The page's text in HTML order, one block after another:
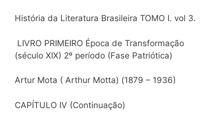
História da Literatura Brasileira TOMO I. vol 3.
LIVRO PRIMEIRO Época de Transformação
(século XIX) 2º período (Fase Patriótica)
Artur Mota ( Arthur Motta) (1879 – 1936)
CAPÍTULO IV (Continuação)